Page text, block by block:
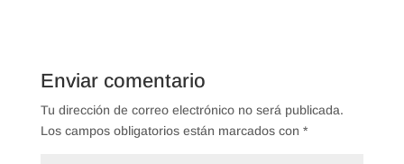
Enviar comentario
Tu dirección de correo electrónico no será publicada.
Los campos obligatorios están marcados con *